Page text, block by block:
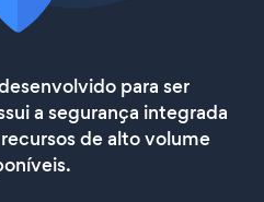
para ser
a segurança integrada
de alto volume